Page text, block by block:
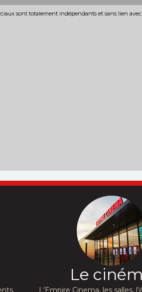
sont totalement indépendants et sans lien
Le
L'Empire Cinema, les salles,